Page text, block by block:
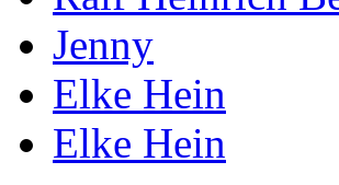
Jenny
Elke Hein
Elke Hein